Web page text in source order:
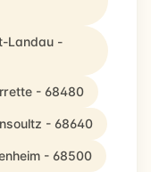
Landau -
- 68480
- 68640
- 68500